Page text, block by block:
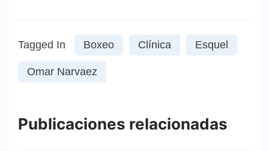
Tagged In Boxeo Clínica Esquel
Omar Narvaez
Publicaciones relacionadas